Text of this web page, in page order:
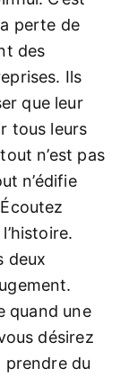
perte de
des
Ils
que leur
tous leurs
n’est pas
n’édifie
deux
quand une
désirez
prendre du